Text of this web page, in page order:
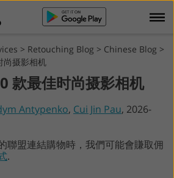
> Retouching Blog > Chinese Blog >
尚摄影相机
款最佳时尚摄影相机
Antypenko, Cui Jin Pau, 2026-
聯盟連結購物時，我們可能會賺取佣
.